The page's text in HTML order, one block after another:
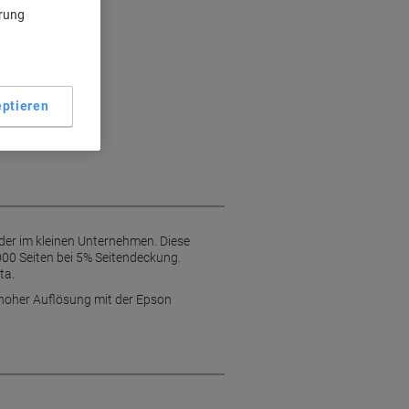
im kleinen Unternehmen. Diese
Seiten bei 5% Seitendeckung.
Auflösung mit der Epson